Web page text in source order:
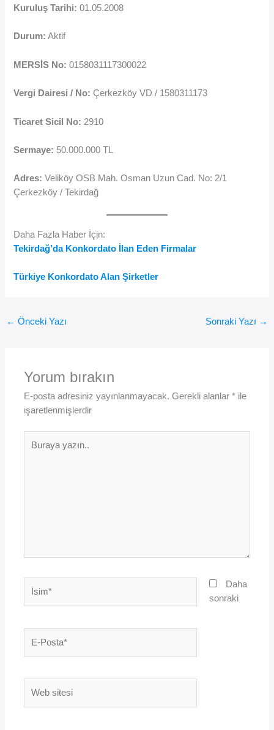
Kuruluş Tarihi: 01.05.2008
Durum: Aktif
MERSİS No: 0158031117300022
Vergi Dairesi / No: Çerkezköy VD / 1580311173
Ticaret Sicil No: 2910
Sermaye: 50.000.000 TL
Adres: Veliköy OSB Mah. Osman Uzun Cad. No: 2/1
Çerkezköy / Tekirdağ
Daha Fazla Haber İçin:
Tekirdağ’da Konkordato İlan Eden Firmalar
Türkiye Konkordato Alan Şirketler
← Önceki Yazı Sonraki Yazı →
Yorum bırakın
E-posta adresiniz yayınlanmayacak. Gerekli alanlar* ile
işaretlenmişlerdir
yazın..
Posta*
sitesi
Daha
sonraki